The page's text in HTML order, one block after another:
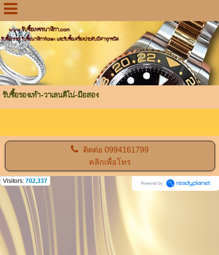
www.รับซื้อเพชรนาฬิกา.com
รับซื้อเพชร รับซื้อนาฬิกาRolex และรับซื้อเครื่องประดับมีค่าทุกชนิด
รับซื้อรองเท้า-วาเลนติโน่-มือสอง
ติดต่อ0994161799
คลิกเพื่อโทร
Visitors: 702,337